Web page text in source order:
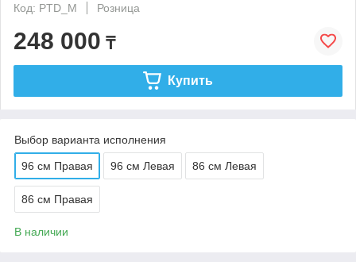
Код: PTD_M
Розница
248 000 ₸
Купить
Выбор варианта исполнения
96 см Правая 96 см Левая 86 см Левая
86 см Правая
В наличии